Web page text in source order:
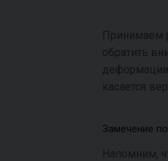
Принимаем
обратить
касается
Замечение
Напомним,